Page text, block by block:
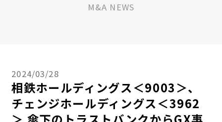
M&A NEWS
2024/03/28
相鉄ホールディングス＜9003＞、
チェンジホールディングス＜3962